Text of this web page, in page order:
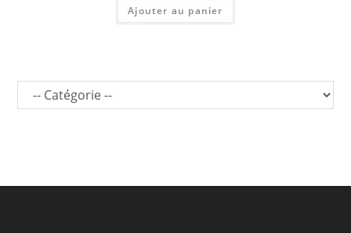
Ajouter au panier